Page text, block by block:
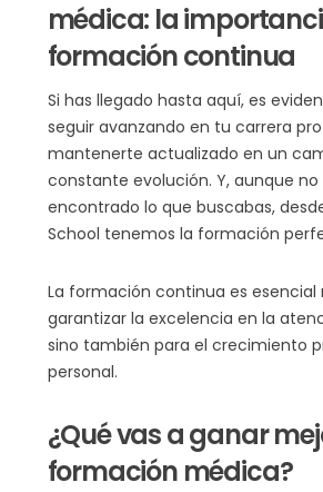
médica: la
formación continua
Si has llegado hasta aquí, es
seguir avanzando en tu carrera
mantenerte actualizado en un
constante evolución. Y, aunque no
encontrado lo que buscabas,
School tenemos la formación
La formación continua es esencial
garantizar la excelencia en la
sino también para el crecimiento
personal.
¿Qué vas a ganar
formación médica?